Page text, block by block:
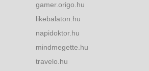
gamer.origo.hu
likebalaton.hu
napidoktor.hu
mindmegette.hu
travelo.hu